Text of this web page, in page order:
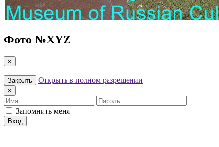
Фото №XYZ
×
Закрыть Открыть в полном разрешении
×
Имя
Пароль
Запомнить меня
Вход